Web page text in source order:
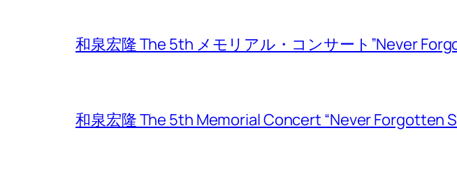
和泉宏隆 The 5th メモリアル・コンサート”Never
和泉宏隆 The 5th Memorial Concert “Never Forgotten